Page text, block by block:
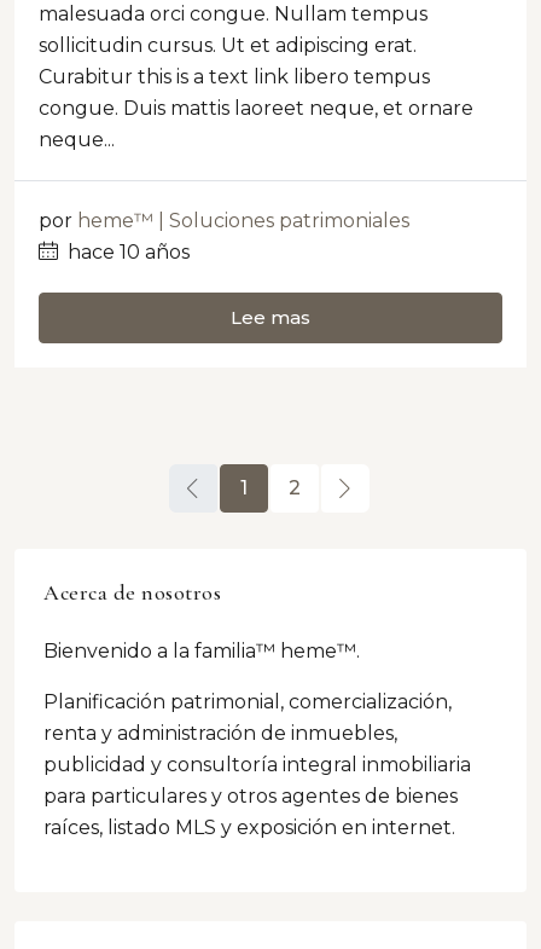
malesuada orci congue. Nullam tempus
sollicitudin cursus. Ut et adipiscing erat.
Curabitur this is a text link libero tempus
congue. Duis mattis laoreet neque, et ornare
neque...
por heme™ | Soluciones patrimoniales
hace 10 años
Lee mas
1 2
Acerca de nosotros
Bienvenido a la familia™ heme™.
Planificación patrimonial, comercialización,
renta y administración de inmuebles,
publicidad y consultoría integral inmobiliaria
para particulares y otros agentes de bienes
raíces, listado MLS y exposición en internet.